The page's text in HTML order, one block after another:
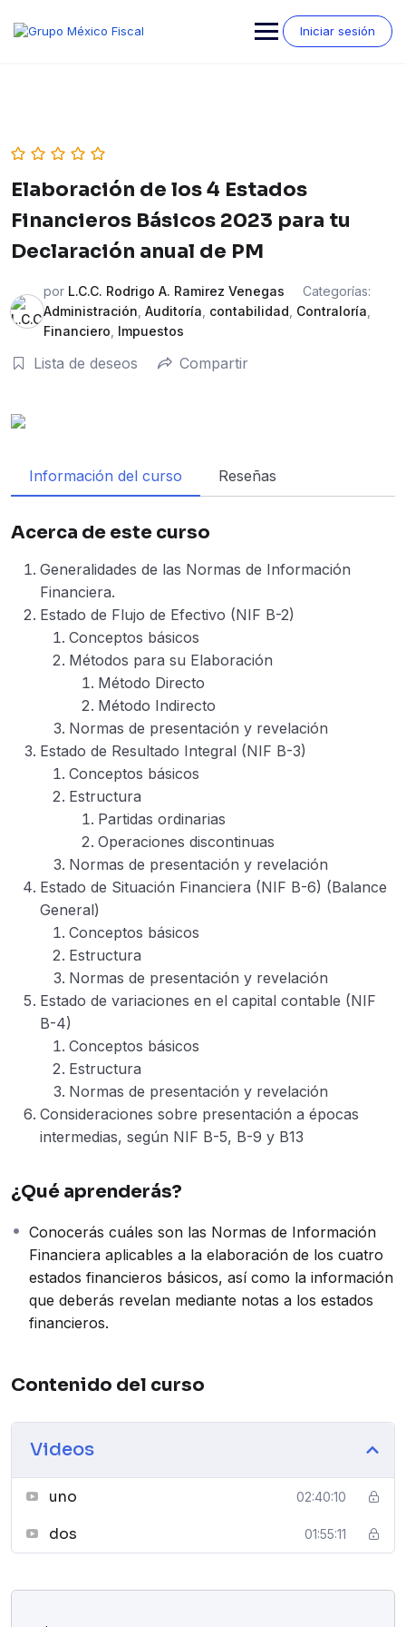
contenido
Iniciar sesión
Elaboración de los 4 Estados
Financieros Básicos 2023 para tu
Declaración anual de PM
por L.C.C. Rodrigo A. Ramirez Venegas
Categorías:
Administración Auditoría contabilidad Contraloría
Financiero Impuestos
Lista de deseos Compartir
Información del curso Reseñas
Acerca de este curso
Generalidades de las Normas de Información
Financiera.
Estado de Flujo de Efectivo (NIF B-2)
Conceptos básicos
Métodos para su Elaboración
Método Directo
Método Indirecto
Normas de presentación y revelación
Estado de Resultado Integral (NIF B-3)
Conceptos básicos
Estructura
Partidas ordinarias
Operaciones discontinuas
Normas de presentación y revelación
Estado de Situación Financiera (NIF B-6) (Balance
General)
Conceptos básicos
Estructura
Normas de presentación y revelación
Estado de variaciones en el capital contable (NIF
B-4)
Conceptos básicos
Estructura
Normas de presentación y revelación
Consideraciones sobre presentación a épocas
intermedias, según NIF B-5, B-9 y B13
¿Qué aprenderás?
Conocerás cuáles son las Normas de Información
Financiera aplicables a la elaboración de los cuatro
estados financieros básicos, así como la información
que deberás revelan mediante notas a los estados
financieros.
Contenido del curso
Videos
uno 02:40:10
dos 01:55:11